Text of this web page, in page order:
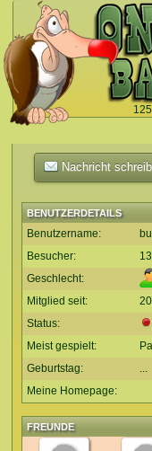
`
Nachricht
BENUTZERDETAILS
Benutzername:
Besucher:
Geschlecht:
Mitglied seit:
Status:
Meist gespielt:
Geburtstag:
...
Meine Homepage:
FREUNDE